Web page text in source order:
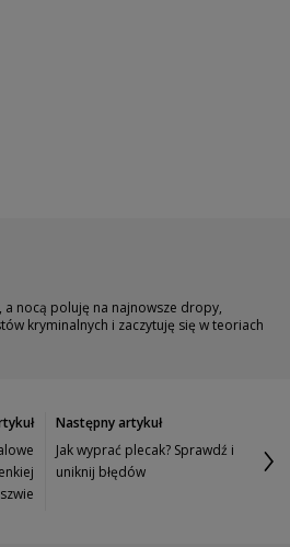
a nocą poluję na najnowsze dropy,
kryminalnych i zaczytuję się w teoriach
Następny artykuł
Jak wyprać plecak? Sprawdź i
uniknij błędów